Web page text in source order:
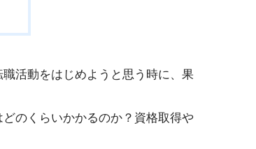
活動をはじめようと思う時に、果
のくらいかかるのか？資格取得や